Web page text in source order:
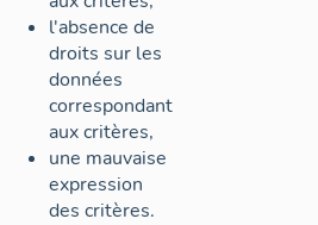
l'absence de
droits sur les
données
correspondant
aux critères,
une mauvaise
expression
des critères.